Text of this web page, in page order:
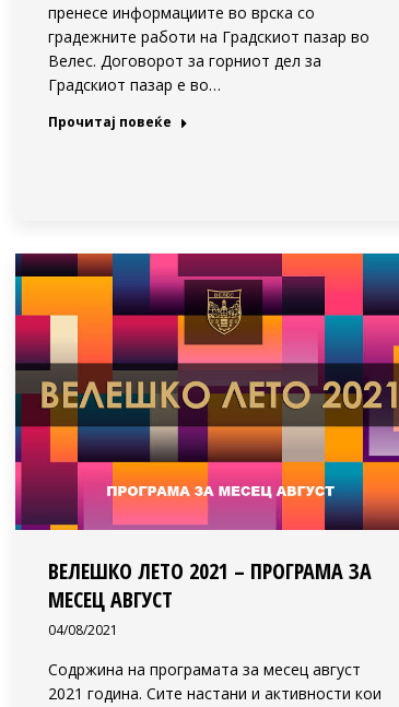
пренесе информациите во врска со
градежните работи на Градскиот пазар во
Велес. Договорот за горниот дел за
Градскиот пазар е во…
Прочитај повеќе
ВЕЛЕШКО ЛЕТО 2021 – ПРОГРАМА ЗА
МЕСЕЦ АВГУСТ
04/08/2021
Содржина на програмата за месец август
2021 година. Сите настани и активности кои